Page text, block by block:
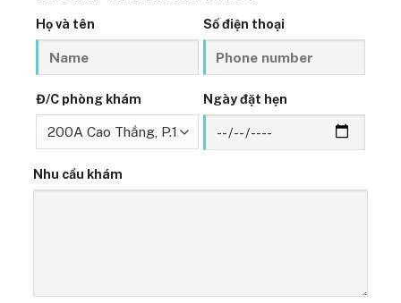
Họ và tên Số điện thoại
Đ/C phòng khám Ngày đặt hẹn
Nhu cầu khám